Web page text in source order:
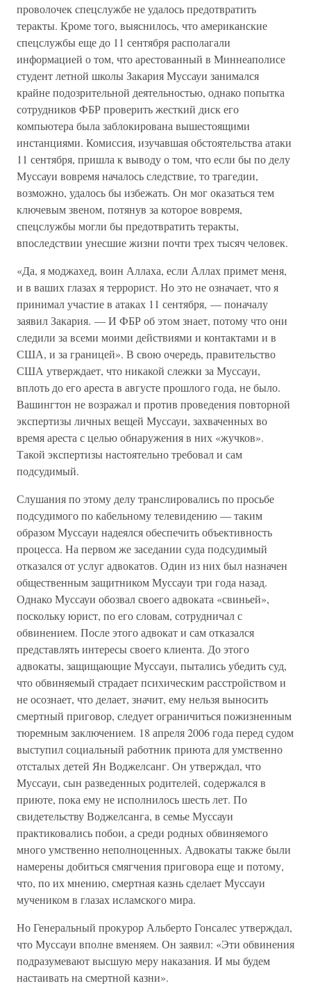
проволочек спецслужбе не удалось предотвратить
теракты. Кроме того, выяснилось, что американские
спецслужбы еще до 11 сентября располагали
информацией о том, что арестованный в Миннеаполисе
студент летной школы Закария Муссауи занимался
крайне подозрительной деятельностью, однако попытка
сотрудников ФБР проверить жесткий диск его
компьютера была заблокирована вышестоящими
инстанциями. Комиссия, изучавшая обстоятельства атаки
11 сентября, пришла к выводу о том, что если бы по делу
Муссауи вовремя началось следствие, то трагедии,
возможно, удалось бы избежать. Он мог оказаться тем
ключевым звеном, потянув за которое вовремя,
спецслужбы могли бы предотвратить теракты,
впоследствии унесшие жизни почти трех тысяч человек.
«Да, я моджахед, воин Аллаха, если Аллах примет меня,
и в ваших глазах я террорист. Но это не означает, что я
принимал участие в атаках 11 сентября, — поначалу
заявил Закария. — И ФБР об этом знает, потому что они
следили за всеми моими действиями и контактами и в
США, и за границей». В свою очередь, правительство
США утверждает, что никакой слежки за Муссауи,
вплоть до его ареста в августе прошлого года, не было.
Вашингтон не возражал и против проведения повторной
экспертизы личных вещей Муссауи, захваченных во
время ареста с целью обнаружения в них «жучков».
Такой экспертизы настоятельно требовал и сам
подсудимый.
Слушания по этому делу транслировались по просьбе
подсудимого по кабельному телевидению — таким
образом Муссауи надеялся обеспечить объективность
процесса. На первом же заседании суда подсудимый
отказался от услуг адвокатов. Один из них был назначен
общественным защитником Муссауи три года назад.
Однако Муссауи обозвал своего адвоката «свиньей»,
поскольку юрист, по его словам, сотрудничал с
обвинением. После этого адвокат и сам отказался
представлять интересы своего клиента. До этого
адвокаты, защищающие Муссауи, пытались убедить суд,
что обвиняемый страдает психическим расстройством и
не осознает, что делает, значит, ему нельзя выносить
смертный приговор, следует ограничиться пожизненным
тюремным заключением. 18 апреля 2006 года перед судом
выступил социальный работник приюта для умственно
отсталых детей Ян Воджелсанг. Он утверждал, что
Муссауи, сын разведенных родителей, содержался в
приюте, пока ему не исполнилось шесть лет. По
свидетельству Воджелсанга, в семье Муссауи
практиковались побои, а среди родных обвиняемого
много умственно неполноценных. Адвокаты также были
намерены добиться смягчения приговора еще и потому,
что, по их мнению, смертная казнь сделает Муссауи
мучеником в глазах исламского мира.
Но Генеральный прокурор Альберто Гонсалес утверждал,
что Муссауи вполне вменяем. Он заявил: «Эти обвинения
подразумевают высшую меру наказания. И мы будем
настаивать на смертной казни».